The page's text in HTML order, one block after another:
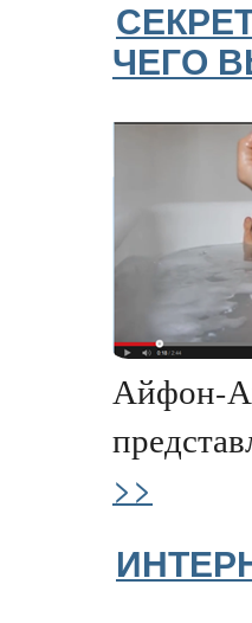
ЧЕГО
Айфон-
>>